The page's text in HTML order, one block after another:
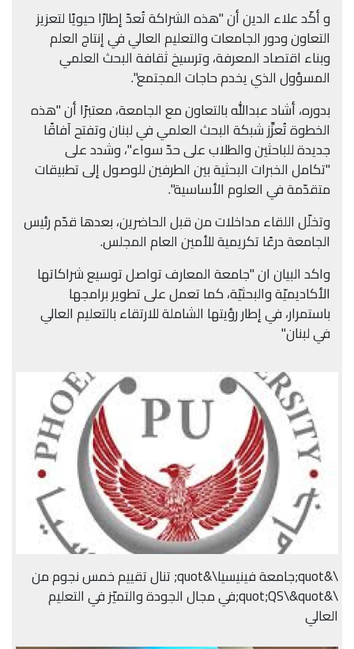
و أكّد علاء الدين أن "هذه الشراكة تُعدّ إطارًا حيويًا لتعزيز
التعاون ودور الجامعات والتعليم العالي في إنتاج العلم
وبناء اقتصاد المعرفة، وترسيخ ثقافة البحث العلمي
المسؤول الذي يخدم حاجات المجتمع".
بدوره، أشاد عبدالله بالتعاون مع الجامعة، معتبرًا أن "هذه
الخطوة تُعزِّز شبكة البحث العلمي في لبنان وتفتح آفاقًا
جديدة للباحثين والطلاب على حدّ سواء"، وشدد على
"تكامل الخبرات البحثية بين الطرفين للوصول إلى تطبيقات
متقدّمة في العلوم الأساسية".
وتخلّل اللقاء مداخلات من قبل الحاضرين، بعدها قدّم رئيس
الجامعة درعًا تكريمية للأمين العام المجلس.
واكد البيان ان "جامعة المعارف تواصل توسيع شراكاتها
الأكاديميّة والبحثيّة، كما تعمل على تطوير برامجها
باستمرار، في إطار رؤيتها الشاملة للارتقاء بالتعليم العالي
في لبنان"
\&quot;جامعة فينيسيا\&quot; تنال تقييم خمس نجوم من
\&quot;QS\&quot;في مجال الجودة والتميّز في التعليم
العالي